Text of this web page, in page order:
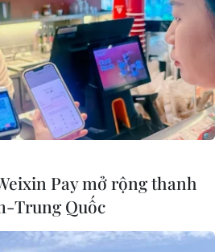
sâm thật
ung thư
gia tăng
trẻ không hút
Pay mở rộng thanh
Trung Quốc